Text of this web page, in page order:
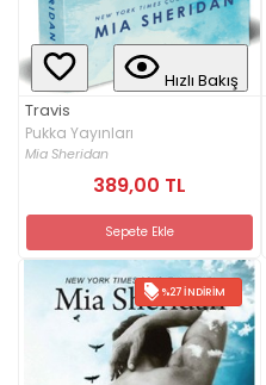
Hızlı Bakış
Travis
Pukka Yayınları
Mia Sheridan
389,00 TL
Sepete Ekle
%27 İNDIRIM